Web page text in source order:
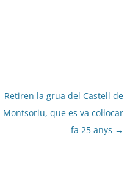
Retiren la grua del Castell de
Montsoriu, que es va col·locar
fa 25 anys →